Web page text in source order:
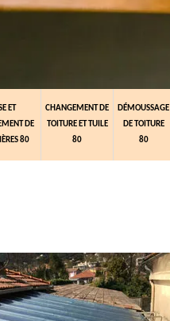
ET
DE
80
CHANGEMENT DE
TOITURE ET TUILE
80
DÉMOUSSAGE
DE TOITURE
80